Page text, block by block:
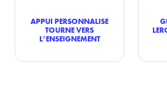
APPUI PERSONNALISE
TOURNE VERS
L’ENSEIGNEMENT